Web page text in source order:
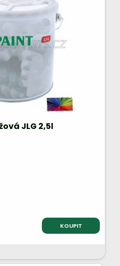
JLG 2,5l
KOUPIT